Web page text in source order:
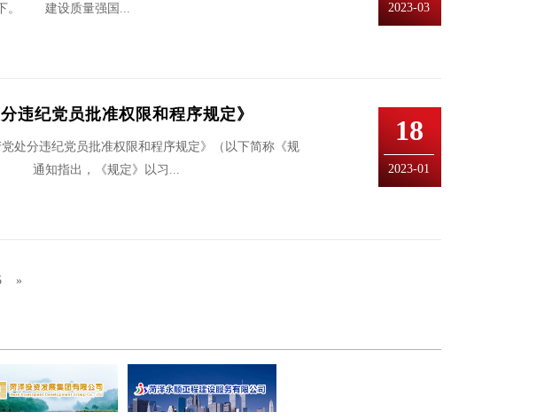
。 建设质量强国...
2023-03
违纪党员批准权限和程序规定》
处分违纪党员批准权限和程序规定》（以下简称《规
。 通知指出，《规定》以习...
18
2023-01
»